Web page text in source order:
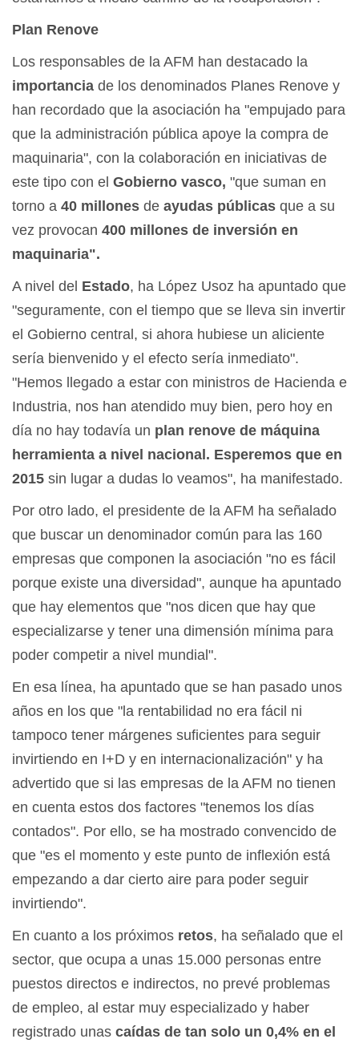
Plan Renove
Los responsables de la AFM han destacado la
importancia de los denominados Planes Renove y
han recordado que la asociación ha "empujado para
que la administración pública apoye la compra de
maquinaria", con la colaboración en iniciativas de
este tipo con el Gobierno vasco, "que suman en
torno a 40 millones de ayudas públicas que a su
vez provocan 400 millones de inversión en
maquinaria".
A nivel del Estado, ha López Usoz ha apuntado que
"seguramente, con el tiempo que se lleva sin invertir
el Gobierno central, si ahora hubiese un aliciente
sería bienvenido y el efecto sería inmediato".
"Hemos llegado a estar con ministros de Hacienda e
Industria, nos han atendido muy bien, pero hoy en
día no hay todavía un plan renove de máquina
herramienta a nivel nacional. Esperemos que en
2015 sin lugar a dudas lo veamos", ha manifestado.
Por otro lado, el presidente de la AFM ha señalado
que buscar un denominador común para las 160
empresas que componen la asociación "no es fácil
porque existe una diversidad", aunque ha apuntado
que hay elementos que "nos dicen que hay que
especializarse y tener una dimensión mínima para
poder competir a nivel mundial".
En esa línea, ha apuntado que se han pasado unos
años en los que "la rentabilidad no era fácil ni
tampoco tener márgenes suficientes para seguir
invirtiendo en I+D y en internacionalización" y ha
advertido que si las empresas de la AFM no tienen
en cuenta estos dos factores "tenemos los días
contados". Por ello, se ha mostrado convencido de
que "es el momento y este punto de inflexión está
empezando a dar cierto aire para poder seguir
invirtiendo".
En cuanto a los próximos retos, ha señalado que el
sector, que ocupa a unas 15.000 personas entre
puestos directos e indirectos, no prevé problemas
de empleo, al estar muy especializado y haber
registrado unas caídas de tan solo un 0,4% en el